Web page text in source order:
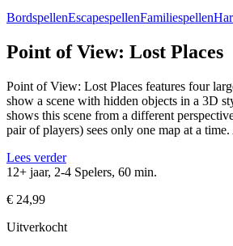
BordspellenEscapespellenFamiliespellen
Point of View: Lost Places
Point of View: Lost Places features four
show a scene with hidden objects in a 3D
shows this scene from a different
pair of players) sees only one map at a time.
Lees verder
12+ jaar, 2-4 Spelers, 60 min.
€ 24,99
Uitverkocht